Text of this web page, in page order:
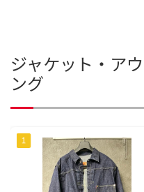
ジャケット・ア
ング